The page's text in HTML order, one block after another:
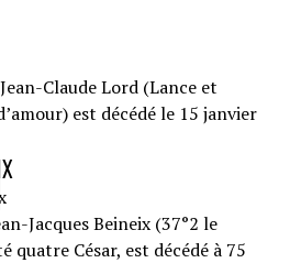
Claude Lord (Lance et
est décédé le 15 janvier
Jacques Beineix (37°2 le
César, est décédé à 75